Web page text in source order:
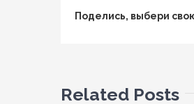
Поделись, выбери
Related Posts